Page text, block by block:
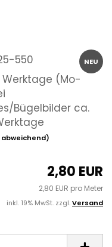
NEU
550
(Mo-
Bügelbilder ca.
2,80 EUR
2,80 EUR pro Meter
inkl. 19% MwSt. zzgl.Versand